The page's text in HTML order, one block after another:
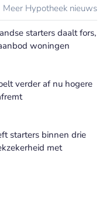
Meer Hypotheek nieuws
starters daalt fors,
woningen
verder af nu hogere
starters binnen drie
met